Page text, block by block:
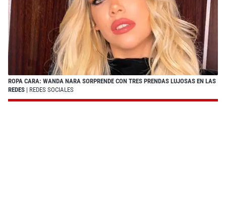
ROPA CARA: WANDA NARA SORPRENDE CON TRES PRENDAS LUJOSAS EN LAS
REDES | REDES SOCIALES